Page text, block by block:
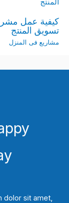
كيفية عمل
تسويق المنتج
مشاريع فى المنزل
dolor sit amet,